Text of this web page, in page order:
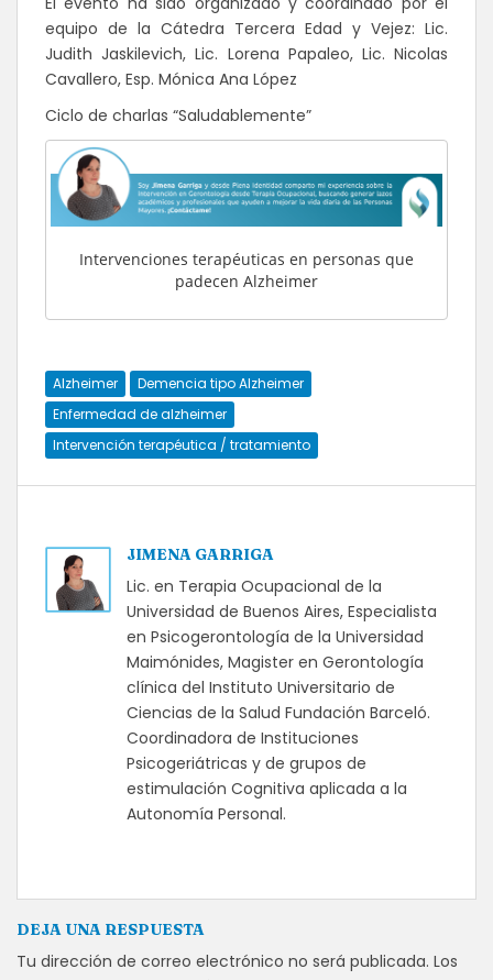
equipo de la Cátedra Tercera Edad y Vejez: Lic.
Judith Jaskilevich, Lic. Lorena Papaleo, Lic. Nicolas
Cavallero, Esp. Mónica Ana López
Ciclo de charlas “Saludablemente”
Intervenciones terapéuticas en personas que
padecen Alzheimer
Alzheimer
Demencia tipo Alzheimer
Enfermedad de alzheimer
Intervención terapéutica / tratamiento
JIMENA GARRIGA
Lic. en Terapia Ocupacional de la
Universidad de Buenos Aires, Especialista
en Psicogerontología de la Universidad
Maimónides, Magister en Gerontología
clínica del Instituto Universitario de
Ciencias de la Salud Fundación Barceló.
Coordinadora de Instituciones
Psicogeriátricas y de grupos de
estimulación Cognitiva aplicada a la
Autonomía Personal.
DEJA UNA RESPUESTA
Tu dirección de correo electrónico no será publicada. Los